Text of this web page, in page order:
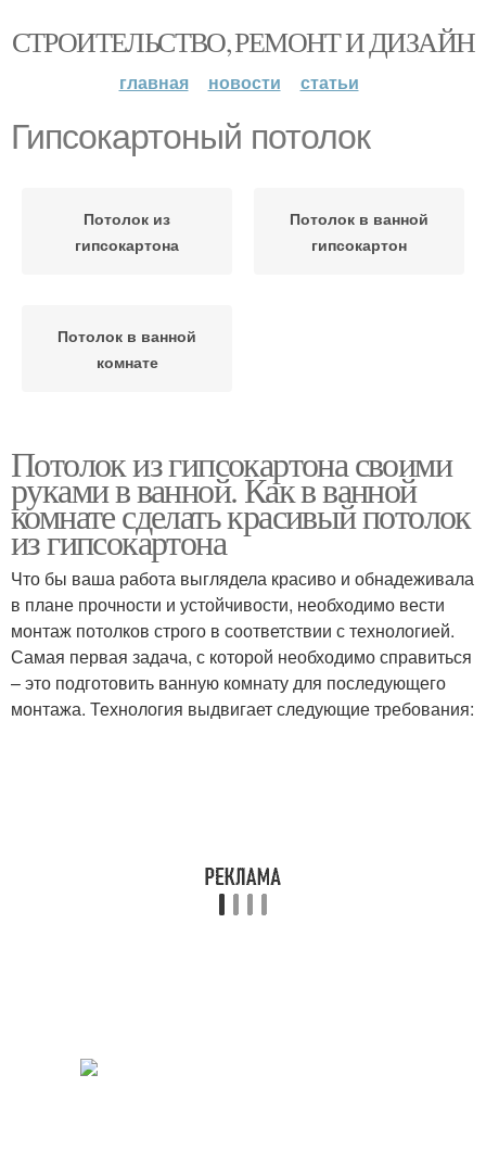
СТРОИТЕЛЬСТВО, РЕМОНТ И ДИЗАЙН
главная новости статьи
Гипсокартоный потолок
Потолок из
гипсокартона
Потолок в ванной
гипсокартон
Потолок в ванной
комнате
Потолок из гипсокартона своими
руками в ванной. Как в ванной
комнате сделать красивый потолок
из гипсокартона
Что бы ваша работа выглядела красиво и обнадеживала
в плане прочности и устойчивости, необходимо вести
монтаж потолков строго в соответствии с технологией.
Самая первая задача, с которой необходимо справиться
– это подготовить ванную комнату для последующего
монтажа. Технология выдвигает следующие требования: